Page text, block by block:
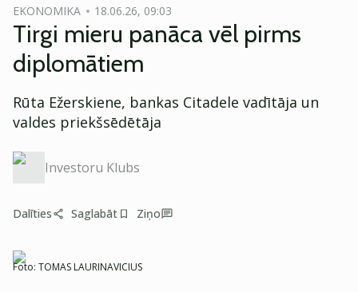
EKONOMIKA 18.06.26, 09:03
Tirgi mieru panāca vēl pirms
diplomātiem
Rūta Ežerskiene, bankas Citadele vadītāja un
valdes priekšsēdētāja
Investoru Klubs
Dalīties Saglabāt Ziņo
Foto: TOMAS LAURINAVICIUS